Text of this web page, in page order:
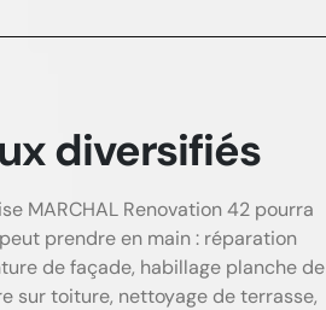
diversifiés
MARCHAL Renovation 42 pourra
prendre en main : réparation
de façade, habillage planche de
sur toiture, nettoyage de terrasse,